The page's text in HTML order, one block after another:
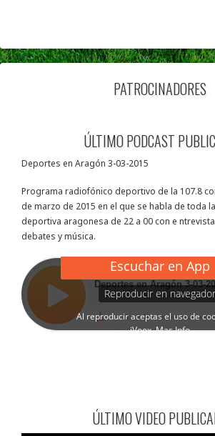
PATROCINADORES
ÚLTIMO PODCAST
Deportes en Aragón 3-03-2015
Programa radiofónico deportivo de la 107.8
de marzo de 2015 en el que se habla de toda
deportiva aragonesa de 22 a 00 con e
debates y música.
ÚLTIMO VIDEO